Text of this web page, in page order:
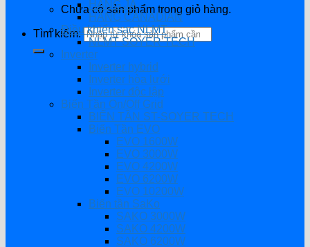
Chưa có sản phẩm trong giỏ hàng.
Tìm kiếm:
HÃNG JA
HÃNG CANADIAN
Điều khiển sạc NLMT
NLMT SOYER TECH
Inverter
Inverter hybrid
Inverter hòa lưới
Inverter độc lập
Biến Tần On/Off Grid
BIẾN TẦN ST-SOYER TECH
Biến Tần EVO
EVO 1600W
EVO 3000W
EVO 4200W
EVO 6200W
EVO 10200W
Biến tần SaKo
SAKO 3000W
SAKO 4200W
SAKO 6200W